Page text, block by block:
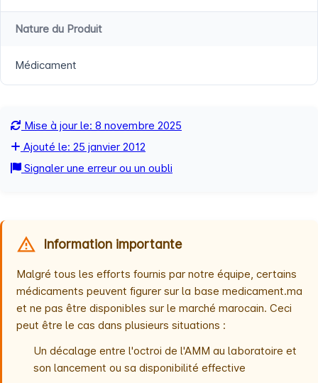
Nature du Produit
Médicament
Mise à jour le: 8 novembre 2025
Ajouté le: 25 janvier 2012
Signaler une erreur ou un oubli
Information importante
Malgré tous les efforts fournis par notre équipe, certains
médicaments peuvent figurer sur la base medicament.ma
et ne pas être disponibles sur le marché marocain. Ceci
peut être le cas dans plusieurs situations :
Un décalage entre l'octroi de l'AMM au laboratoire et
son lancement ou sa disponibilité effective